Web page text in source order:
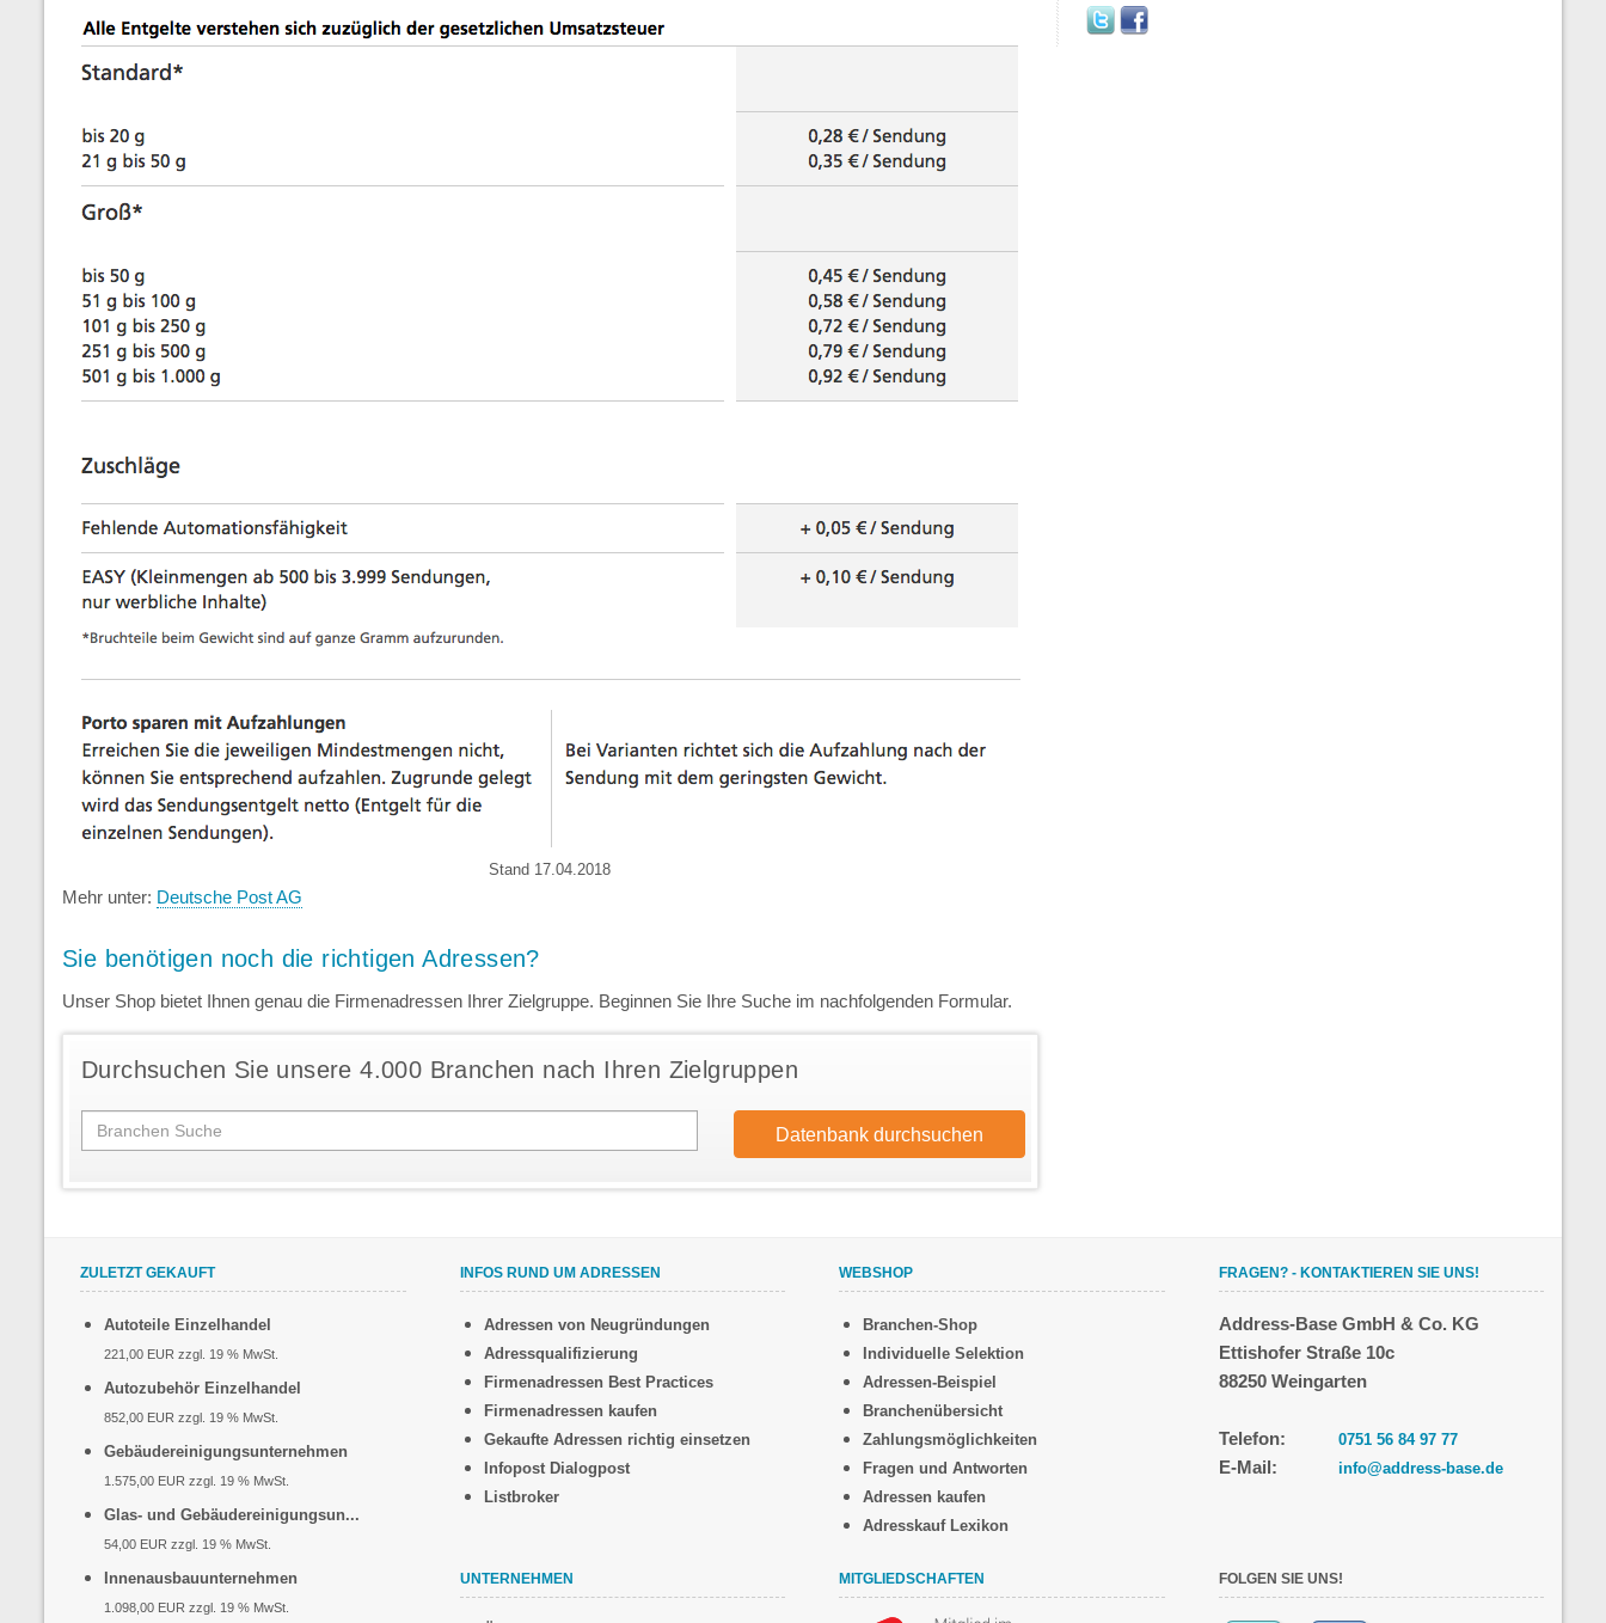
Stand 17.04.2018
Mehr unter: Deutsche Post AG
Sie benötigen noch die richtigen Adressen?
Unser Shop bietet Ihnen genau die Firmenadressen Ihrer Zielgruppe. Beginnen Sie Ihre Suche im nachfolgenden Formular.
Durchsuchen Sie unsere 4.000 Branchen nach Ihren Zielgruppen
ZULETZT GEKAUFT
Autoteile Einzelhandel
221,00 EUR zzgl. 19 % MwSt.
Autozubehör Einzelhandel
852,00 EUR zzgl. 19 % MwSt.
Gebäudereinigungsunternehmen
1.575,00 EUR zzgl. 19 % MwSt.
Glas- und Gebäudereinigungsun...
54,00 EUR zzgl. 19 % MwSt.
Innenausbauunternehmen
1.098,00 EUR zzgl. 19 % MwSt.
INFOS RUND UM ADRESSEN
Adressen von Neugründungen
Adressqualifizierung
Firmenadressen Best Practices
Firmenadressen kaufen
Gekaufte Adressen richtig einsetzen
Infopost Dialogpost
Listbroker
WEBSHOP
Branchen-Shop
Individuelle Selektion
Adressen-Beispiel
Branchenübersicht
Zahlungsmöglichkeiten
Fragen und Antworten
Adressen kaufen
Adresskauf Lexikon
UNTERNEHMEN MITGLIEDSCHAFTEN
FRAGEN? - KONTAKTIEREN SIE UNS!
Address-Base GmbH & Co. KG
Ettishofer Straße 10c
88250 Weingarten
Telefon: 0751 56 84 97 77
E-Mail: info@address-base.de
FOLGEN SIE UNS!